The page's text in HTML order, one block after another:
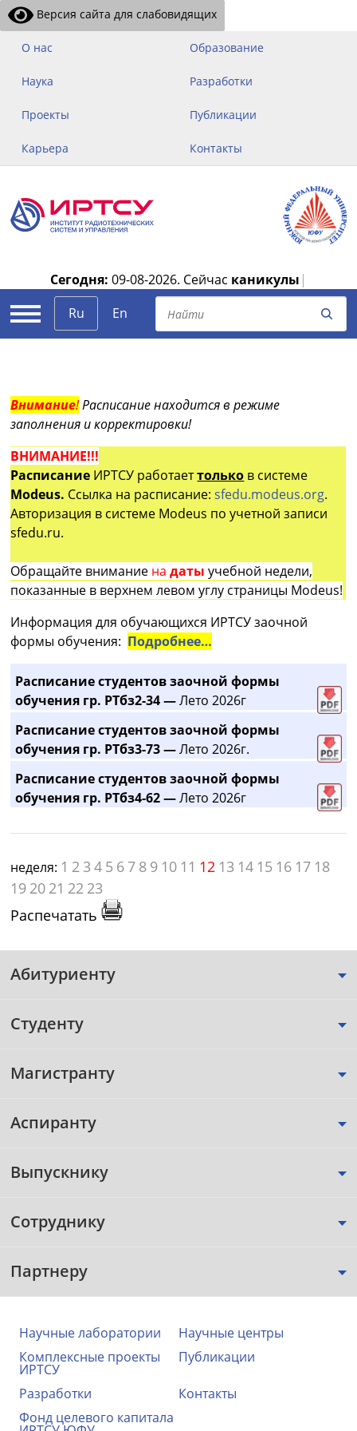
Версия сайта для слабовидящих
О нас Образование
Наука Разработки
Проекты Публикации
Карьера Контакты
Сегодня: 09-08-2026. Сейчас каникулы |
Ru
En
Внимание!Расписание находится в режиме
заполнения и корректировки!
ВНИМАНИЕ!!!
Расписание ИРТСУ работаеттолько в системе
Modeus. Ссылка на расписание:sfedu.modeus.org.
Авторизация в системе Modeus по учетной записи
sfedu.ru.
Обращайте внимание на датыучебной недели,
показанные в верхнем левом углу страницы Modeus!
Информация для обучающихся ИРТСУ заочной
формы обучения: Подробнее…
Расписание студентов заочной формы
обучения гр. РТбз2-34 —Лето 2026г
Расписание студентов заочной формы
обучения гр. РТбз3-73 —Лето 2026г.
Расписание студентов заочной формы
обучения гр. РТбз4-62 —Лето 2026г
неделя: 1 2 3 4 5 6 7 8 9 10 11 12 13 14 15 16 17 18
19 20 21 22 23
Распечатать
Абитуриенту
Студенту
Магистранту
Аспиранту
Выпускнику
Сотруднику
Партнеру
Научные лаборатории
Научные центры
Комплексные проекты
ИРТСУ
Публикации
Разработки
Контакты
Фонд целевого капитала